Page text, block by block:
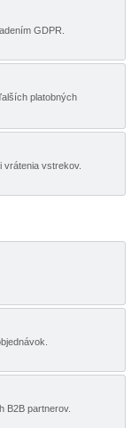
GDPR.
platobných
vrátenia vstrekov.
B2B partnerov.